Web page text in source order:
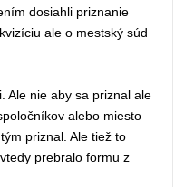
dosiahli priznanie
ale o mestský súd
Ale nie aby sa priznal ale
alebo miesto
priznal. Ale tiež to
prebralo formu z